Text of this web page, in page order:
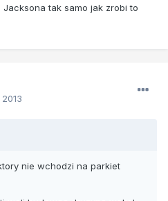
tak samo jak zrobi to
nie wchodzi na parkiet